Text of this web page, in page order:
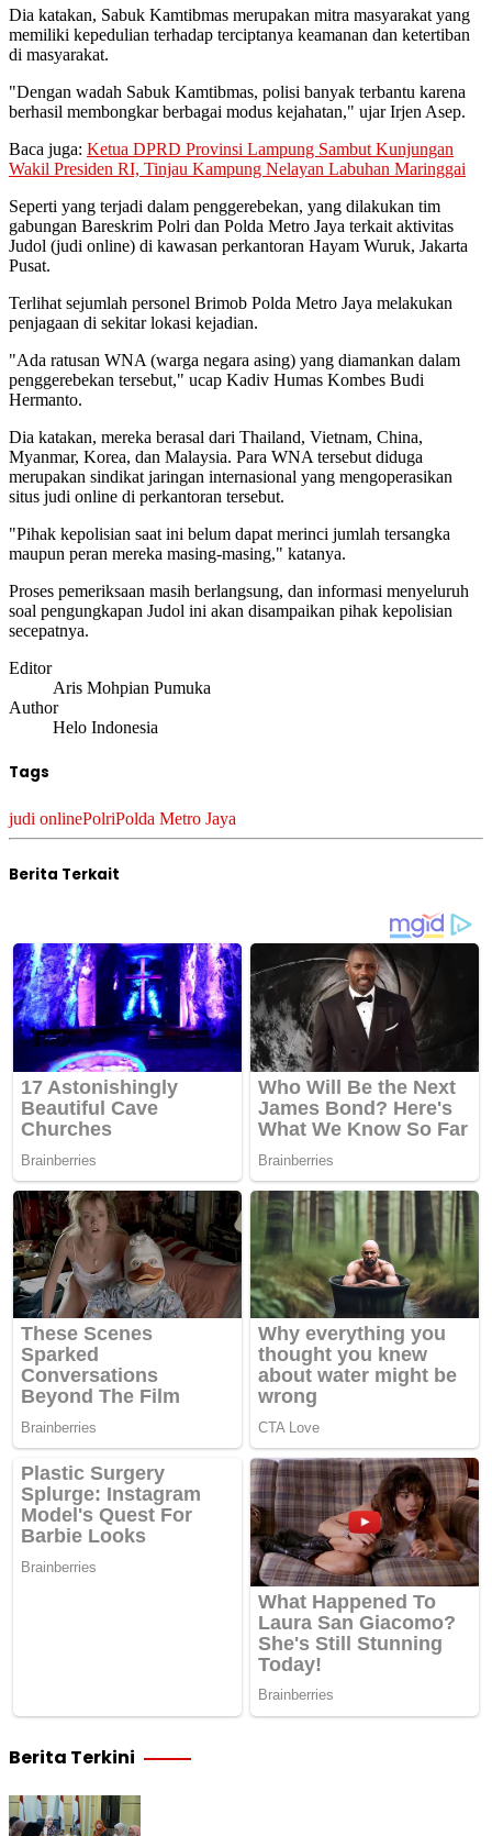
Dia katakan, Sabuk Kamtibmas merupakan mitra masyarakat yang
memiliki kepedulian terhadap terciptanya keamanan dan ketertiban
di masyarakat.
"Dengan wadah Sabuk Kamtibmas, polisi banyak terbantu karena
berhasil membongkar berbagai modus kejahatan," ujar Irjen Asep.
Baca juga: Ketua DPRD Provinsi Lampung Sambut Kunjungan
Wakil Presiden RI, Tinjau Kampung Nelayan Labuhan Maringgai
Seperti yang terjadi dalam penggerebekan, yang dilakukan tim
gabungan Bareskrim Polri dan Polda Metro Jaya terkait aktivitas
Judol (judi online) di kawasan perkantoran Hayam Wuruk, Jakarta
Pusat.
Terlihat sejumlah personel Brimob Polda Metro Jaya melakukan
penjagaan di sekitar lokasi kejadian.
"Ada ratusan WNA (warga negara asing) yang diamankan dalam
penggerebekan tersebut," ucap Kadiv Humas Kombes Budi
Hermanto.
Dia katakan, mereka berasal dari Thailand, Vietnam, China,
Myanmar, Korea, dan Malaysia. Para WNA tersebut diduga
merupakan sindikat jaringan internasional yang mengoperasikan
situs judi online di perkantoran tersebut.
"Pihak kepolisian saat ini belum dapat merinci jumlah tersangka
maupun peran mereka masing-masing," katanya.
Proses pemeriksaan masih berlangsung, dan informasi menyeluruh
soal pengungkapan Judol ini akan disampaikan pihak kepolisian
secepatnya.
Editor
Aris Mohpian Pumuka
Author
Helo Indonesia
Tags
judi onlinePolriPolda Metro Jaya
Berita Terkait
Berita Terkini